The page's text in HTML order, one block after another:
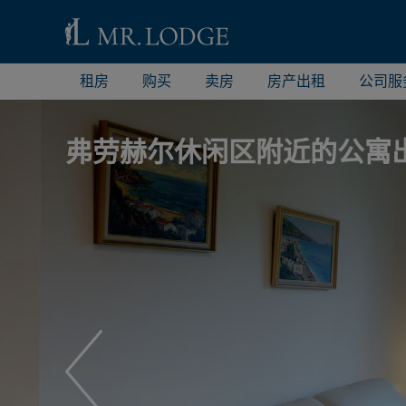
租房 购买 卖房 房产出租 公司
弗劳赫尔休闲区附近的公寓